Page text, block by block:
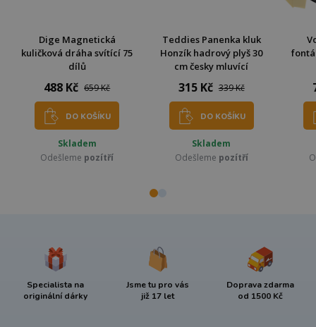
Dige Magnetická
kuličková dráha svítící 75
dílů
488 Kč 659 Kč
DO KOŠÍKU
Skladem
Odešleme pozítří
Teddies Panenka kluk
Honzík hadrový plyš 30
cm česky mluvící
315 Kč 339 Kč
DO KOŠÍKU
Skladem
Odešleme pozítří
Specialista na
originální dárky
Jsme tu pro vás
již 17 let
Doprava zdarma
od 1500 Kč